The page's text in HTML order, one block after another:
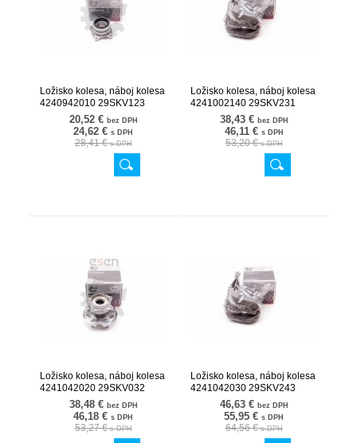
Ložisko kolesa, náboj kolesa
4240942010 29SKV123
20,52 € bez DPH
24,62 € s DPH
28,41 €s DPH
Ložisko kolesa, náboj kolesa
4241002140 29SKV231
38,43 € bez DPH
46,11 € s DPH
53,20 €s DPH
Ložisko kolesa, náboj kolesa
4241042020 29SKV032
38,48 € bez DPH
46,18 € s DPH
53,27 €s DPH
Ložisko kolesa, náboj kolesa
4241042030 29SKV243
46,63 € bez DPH
55,95 € s DPH
64,56 €s DPH